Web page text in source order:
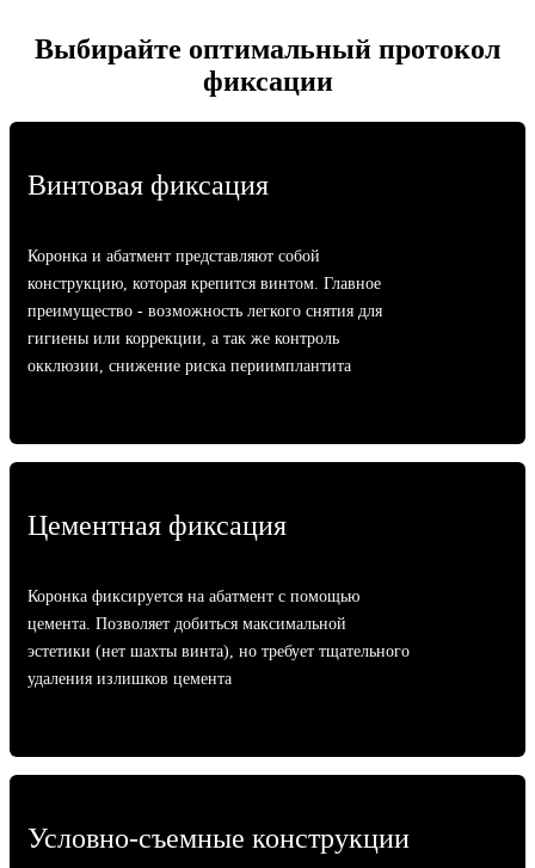
Выбирайте оптимальный протокол
фиксации
Винтовая фиксация
Коронка и абатмент представляют собой
конструкцию, которая крепится винтом. Главное
преимущество - возможность легкого снятия для
гигиены или коррекции, а так же контроль
окклюзии, снижение риска периимплантита
Цементная фиксация
Коронка фиксируется на абатмент с помощью
цемента. Позволяет добиться максимальной
эстетики (нет шахты винта), но требует тщательного
удаления излишков цемента
Условно-съемные конструкции